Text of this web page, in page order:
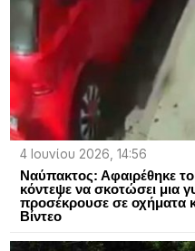
4 Ιουνίου 2026, 14:56
Ναύπακτος: Αφαιρέθηκε
κόντεψε να σκοτώσει μια
προσέκρουσε σε οχήματα
Βίντεο